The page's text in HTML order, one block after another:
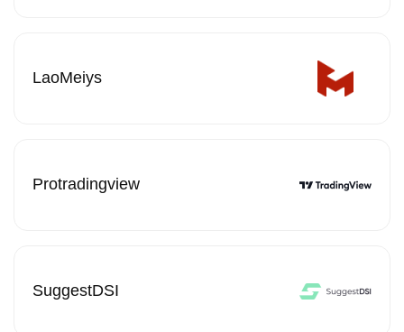
LaoMeiys
Protradingview
SuggestDSI